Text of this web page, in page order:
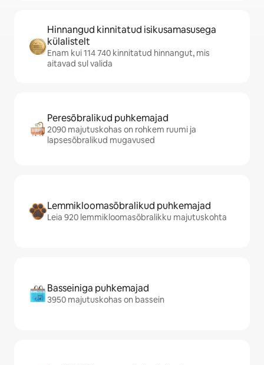
Hinnangud kinnitatud isikusamasusega
külalistelt
Enam kui 114 740 kinnitatud hinnangut, mis
aitavad sul valida
Peresõbralikud puhkemajad
2090 majutuskohas on rohkem ruumi ja
lapsesõbralikud mugavused
Lemmikloomasõbralikud puhkemajad
Leia 920 lemmikloomasõbralikku majutuskohta
Basseiniga puhkemajad
3950 majutuskohas on bassein